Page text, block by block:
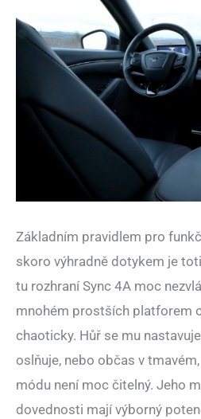
Základním pravidlem pro
skoro výhradně dotykem je
tu rozhraní Sync 4A moc
mnohém prostších platforem
chaoticky. Hůř se mu
oslňuje, nebo občas v
módu není moc čitelný. Jeho
dovednosti mají výborný